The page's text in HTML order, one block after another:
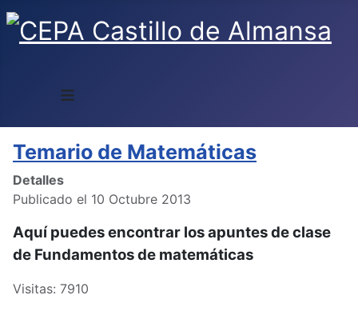
≡
Temario de Matemáticas
Detalles
Publicado el 10 Octubre 2013
Aquí puedes encontrar los apuntes de clase
de Fundamentos de matemáticas
Visitas: 7910